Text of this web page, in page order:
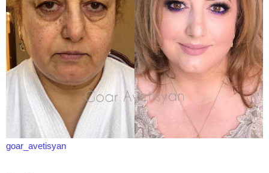
goar_avetisyan